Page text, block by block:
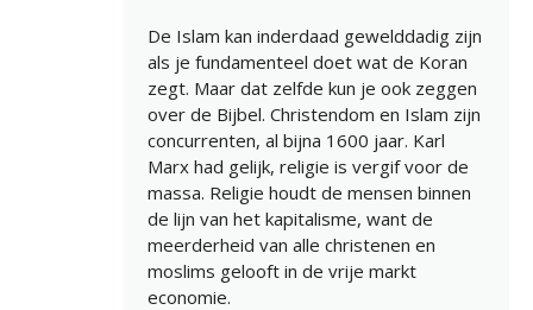
De Islam kan inderdaad gewelddadig zijn
als je fundamenteel doet wat de Koran
zegt. Maar dat zelfde kun je ook zeggen
over de Bijbel. Christendom en Islam zijn
concurrenten, al bijna 1600 jaar. Karl
Marx had gelijk, religie is vergif voor de
massa. Religie houdt de mensen binnen
de lijn van het kapitalisme, want de
meerderheid van alle christenen en
moslims gelooft in de vrije markt
economie.